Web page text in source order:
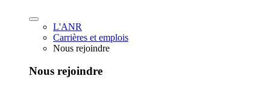
L'ANR
Carrières et emplois
Nous rejoindre
Nous rejoindre